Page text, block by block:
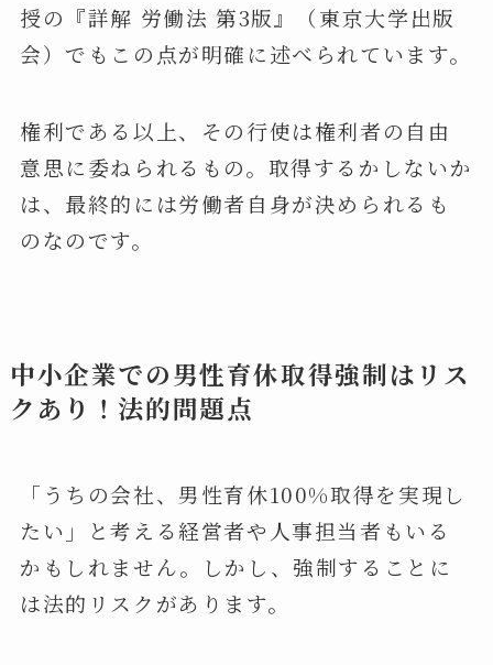
授の『詳解 労働法 第3版』（東京大学出版
会）でもこの点が明確に述べられています。
権利である以上、その行使は権利者の自由
意思に委ねられるもの。取得するかしないか
は、最終的には労働者自身が決められるも
のなのです。
中小企業での男性育休取得強制はリス
クあり！法的問題点
「うちの会社、男性育休100%取得を実現し
たい」と考える経営者や人事担当者もいる
かもしれません。しかし、強制することに
は法的リスクがあります。